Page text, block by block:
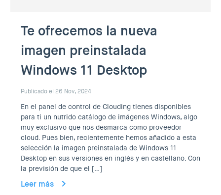
Te ofrecemos la nueva
imagen preinstalada
Windows 11 Desktop
Publicado el 26 Nov, 2024
En el panel de control de Clouding tienes disponibles
para ti un nutrido catálogo de imágenes Windows, algo
muy exclusivo que nos desmarca como proveedor
cloud. Pues bien, recientemente hemos añadido a esta
selección la imagen preinstalada de Windows 11
Desktop en sus versiones en inglés y en castellano. Con
la previsión de que el […]
Leer más